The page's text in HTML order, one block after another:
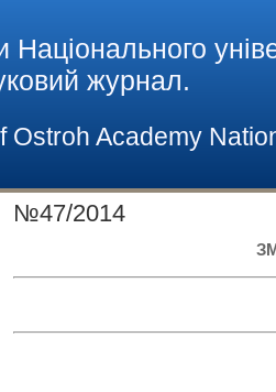
Національного
журнал.
Ostroh Academy
№47/2014